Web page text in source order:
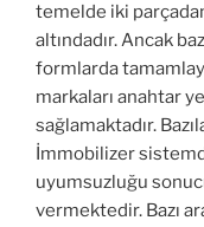
temelde iki
altındadır. Ancak
formlarda
markaları anahtar
sağlamaktadır.
İmmobilizer
uyumsuzluğu
vermektedir. Bazı